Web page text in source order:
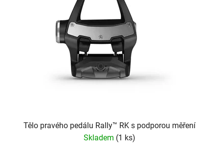
Tělo pravého pedálu Rally™ RK s podporou měření
Skladem (1 ks)